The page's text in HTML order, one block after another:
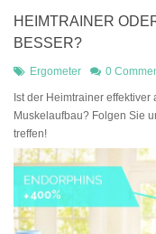
HEIMTRAINER
BESSER?
Ergometer 0
Ist der Heimtrainer
Muskelaufbau? Folgen Sie
treffen!